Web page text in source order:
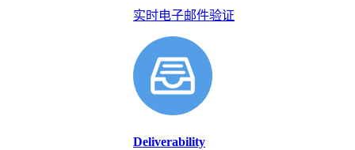
实时电子邮件验证
Deliverability